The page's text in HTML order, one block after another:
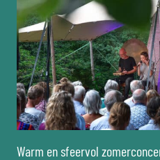
Warm en sfeervol